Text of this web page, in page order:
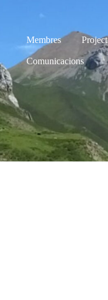
Membres
Comunicacions